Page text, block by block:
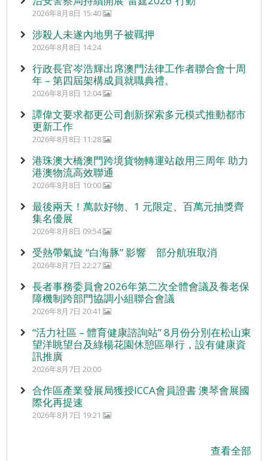
2026年8月8日 15:40
涉殺人未遂內地男子被羈押
2026年8月8日 14:24
行政長官岑浩輝出席澳門法律工作者聯合會十周
年 – 第四屆架構成員就職典禮。
2026年8月8日 12:04
譚偉文要求都更公司創新探索多元模式推動都市
更新工作
2026年8月8日 11:28
港珠澳大橋澳門跨境貨物轉運站啟用三周年 助力
港澳物流高效聯通
2026年8月8日 10:00
最後兩天！萬款好物、1 元限定、百萬元抽獎齊
集名優展
2026年8月8日 09:54
受熱帶氣旋 “白海豚” 影響 部分航班取消
2026年8月7日 22:27
長者事務委員會2026年第二次全體會議及養老保
障機制跨部門協調小組聯合會議
2026年8月7日 20:41
“活力社區 – 體育健康諮詢站” 8月份分別在松山東
望洋眺望台及綠楊花園休憩區舉行，設有健康資
訊推廣
2026年8月7日 20:00
合作區產業發展局獲授ICCA會員證書 澳琴會展國
際化再提速
2026年8月7日 19:21
查看全部